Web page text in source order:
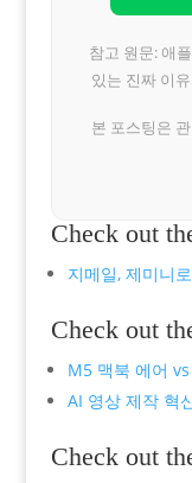
참고 원문: 애
있는 진짜 이
본 포스팅은
Check out
지메일, 제미니
Check out
M5 맥북 에어
AI 영상 제작 혁
Check out